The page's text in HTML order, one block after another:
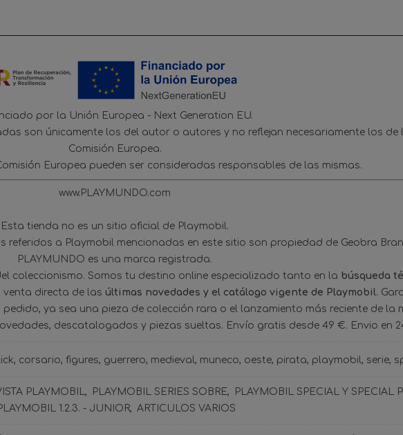
por la Unión Europea - Next Generation EU.
son únicamente los del autor o autores y no reflejan necesariamente los de
Comisión Europea.
Europea pueden ser consideradas responsables de las mismas.
www.PLAYMUNDO.com
Esta tienda no es un sitio oficial de Playmobil.
referidos a Playmobil mencionadas en este sitio son propiedad de Geobra
PLAYMUNDO es una marca registrada.
coleccionismo. Somos tu destino online especializado tanto en la búsqueda
venta directa de las últimas novedades y el catálogo vigente de Playmobil.
ya sea una pieza de colección rara o el lanzamiento más reciente de la
descatalogados y piezas sueltas. Envío gratis desde 49 €. Envio en
corsario figures guerrero medieval muneco oeste pirata playmobil serie
PLAYMOBIL PLAYMOBIL SERIES SOBRE PLAYMOBIL SPECIAL Y SPECIAL
1.2.3. - JUNIOR
ARTICULOS VARIOS